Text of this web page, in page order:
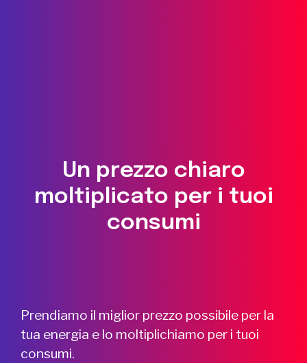
Un prezzo chiaro
moltiplicato per i tuoi
consumi
Prendiamo il miglior prezzo possibile per la
tua energia e lo moltiplichiamo per i tuoi
consumi.